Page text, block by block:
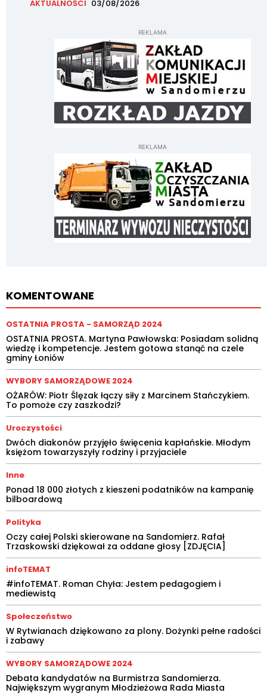
AKTUALNOŚCI 03/08/2026
REKLAMA
REKLAMA
KOMENTOWANE
OSTATNIA PROSTA - SAMORZĄD 2024
OSTATNIA PROSTA. Martyna Pawłowska: Posiadam solidną
wiedzę i kompetencje. Jestem gotowa stanąć na czele
gminy Łoniów
WYBORY SAMORZĄDOWE 2024
OŻARÓW: Piotr Ślęzak łączy siły z Marcinem Stańczykiem.
To pomoże czy zaszkodzi?
Uroczystości
Dwóch diakonów przyjęło święcenia kapłańskie. Młodym
księżom towarzyszyły rodziny i przyjaciele
Inne
Ponad 18 000 złotych z kieszeni podatników na kampanię
bilboardową
Polityka
Oczy całej Polski skierowane na Sandomierz. Rafał
Trzaskowski dziękował za oddane głosy [ZDJĘCIA]
infoTEMAT
#infoTEMAT. Roman Chyła: Jestem pedagogiem i
mediewistą
Społeczeństwo
W Rytwianach dziękowano za plony. Dożynki pełne radości
i zabawy
WYBORY SAMORZĄDOWE 2024
Debata kandydatów na Burmistrza Sandomierza.
Największym wygranym Młodzieżowa Rada Miasta